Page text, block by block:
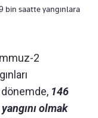
bin saatte yangınlara
2
146
olmak